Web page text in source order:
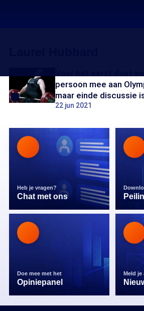
persoon mee aan
maar einde discussie
22 jun 2021
Heb je vragen?
Chat met ons
Doe mee met het
Opiniepanel
Meld je